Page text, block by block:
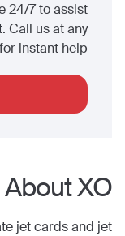
24/7 to assist
Call us at any
instant help.
About XO
jet cards and jet